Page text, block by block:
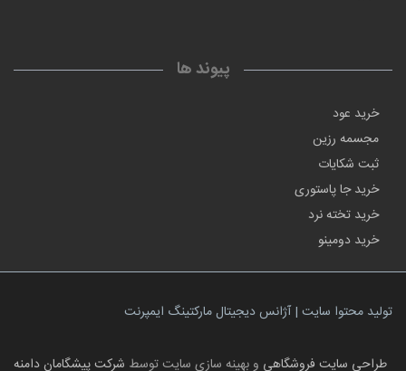
پیوند ها
خرید عود
مجسمه رزین
ثبت شکایات
خرید جا پاستوری
خرید تخته نرد
خرید دومینو
تولید محتوا سایت | آژانس دیجیتال مارکتینگ ایمپرنت
طراحی سایت فروشگاهی و بهینه سازی سایت توسط شرکت پیشگامان دامنه